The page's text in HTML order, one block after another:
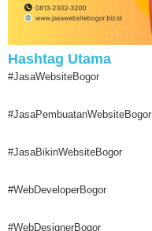
Hashtag Utama
#JasaWebsiteBogor
#JasaPembuatanWebsiteBogor
#JasaBikinWebsiteBogor
#WebDeveloperBogor
#WebDesignerBogor